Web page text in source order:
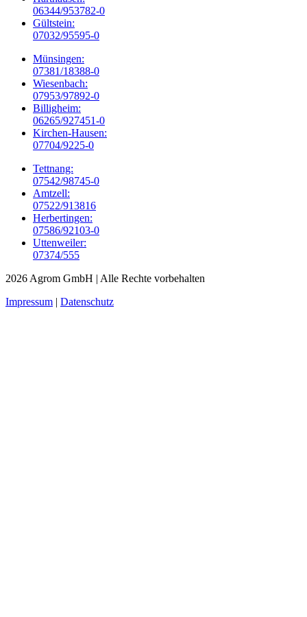
06344/953782-0
Gültstein:
07032/95595-0
Münsingen:
07381/18388-0
Wiesenbach:
07953/97892-0
Billigheim:
06265/927451-0
Kirchen-Hausen:
07704/9225-0
Tettnang:
07542/98745-0
Amtzell:
07522/913816
Herbertingen:
07586/92103-0
Uttenweiler:
07374/555
2026 Agrom GmbH | Alle Rechte vorbehalten
Impressum | Datenschutz